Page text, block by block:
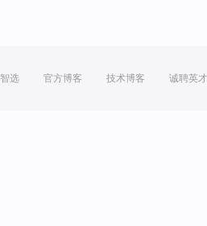
选 官方博客 技术博客 诚聘英才